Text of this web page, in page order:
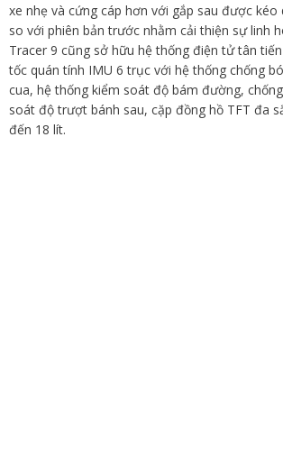
xe nhẹ và cứng cáp hơn với gắp sau được
so với phiên bản trước nhằm cải thiện sự linh
Tracer 9 cũng sở hữu hệ thống điện tử tân
tốc quán tính IMU 6 trục với hệ thống chống
cua, hệ thống kiểm soát độ bám đường,
soát độ trượt bánh sau, cặp đồng hồ TFT đa
đến 18 lít.